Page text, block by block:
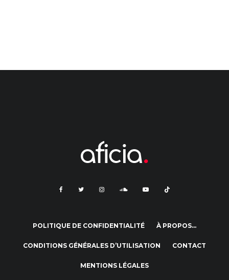
POLITIQUE DE CONFIDENTIALITÉ À PROPOS…
CONDITIONS GÉNÉRALES D’UTILISATION CONTACT
MENTIONS LÉGALES